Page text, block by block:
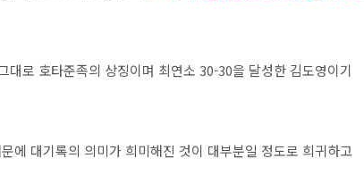
로 호타준족의 상징이며 최연소 30-30을 달성한 김도영이기
에 대기록의 의미가 희미해진 것이 대부분일 정도로 희귀하고